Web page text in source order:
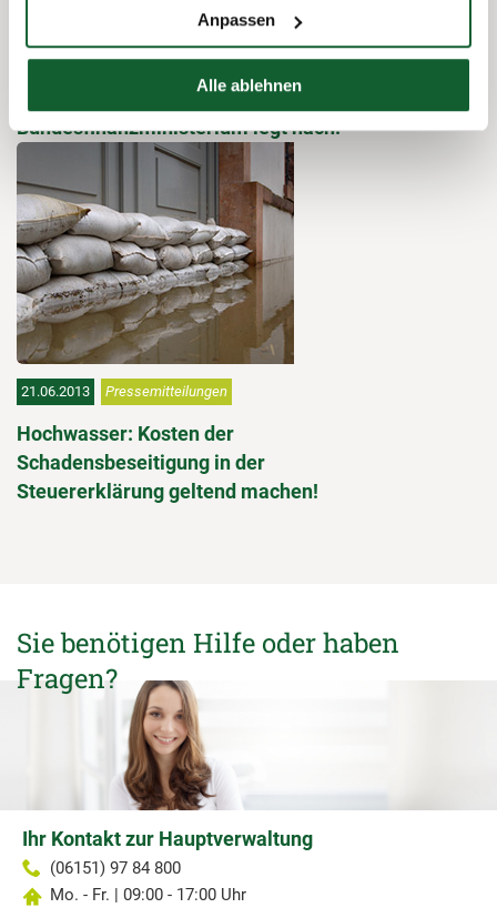
Anpassen
Alle ablehnen
09.07.2013 Pressemitteilungen
Hilfe für Hochwasser-Opfer:
Bundesfinanzministerium legt nach.
21.06.2013 Pressemitteilungen
Hochwasser: Kosten der
Schadensbeseitigung in der
Steuererklärung geltend machen!
Sie benötigen Hilfe oder haben
Fragen?
Ihr Kontakt zur Hauptverwaltung
(06151) 97 84 800
Mo. - Fr. | 09:00 - 17:00 Uhr